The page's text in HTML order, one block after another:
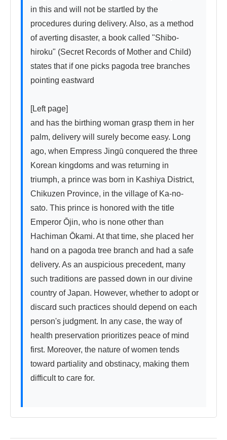
in this and will not be startled by the
procedures during delivery. Also, as a method
of averting disaster, a book called "Shibo-
hiroku" (Secret Records of Mother and Child)
states that if one picks pagoda tree branches
pointing eastward
[Left page]
and has the birthing woman grasp them in her
palm, delivery will surely become easy. Long
ago, when Empress Jingū conquered the three
Korean kingdoms and was returning in
triumph, a prince was born in Kashiya District,
Chikuzen Province, in the village of Ka-no-
sato. This prince is honored with the title
Emperor Ōjin, who is none other than
Hachiman Ōkami. At that time, she placed her
hand on a pagoda tree branch and had a safe
delivery. As an auspicious precedent, many
such traditions are passed down in our divine
country of Japan. However, whether to adopt or
discard such practices should depend on each
person's judgment. In any case, the way of
health preservation prioritizes peace of mind
first. Moreover, the nature of women tends
toward partiality and obstinacy, making them
difficult to care for.